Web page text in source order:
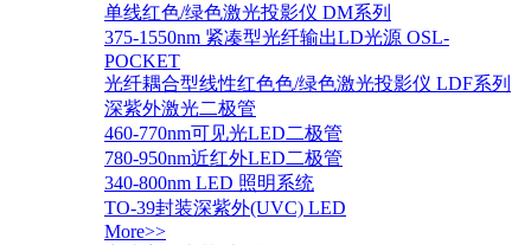
单线红色/绿色激光投影仪 DM系列
375-1550nm 紧凑型光纤输出LD光源 OSL-
POCKET
光纤耦合型线性红色色/绿色激光投影仪 LDF系列
深紫外激光二极管
460-770nm可见光LED二极管
780-950nm近红外LED二极管
340-800nm LED 照明系统
TO-39封装深紫外(UVC) LED
More>>